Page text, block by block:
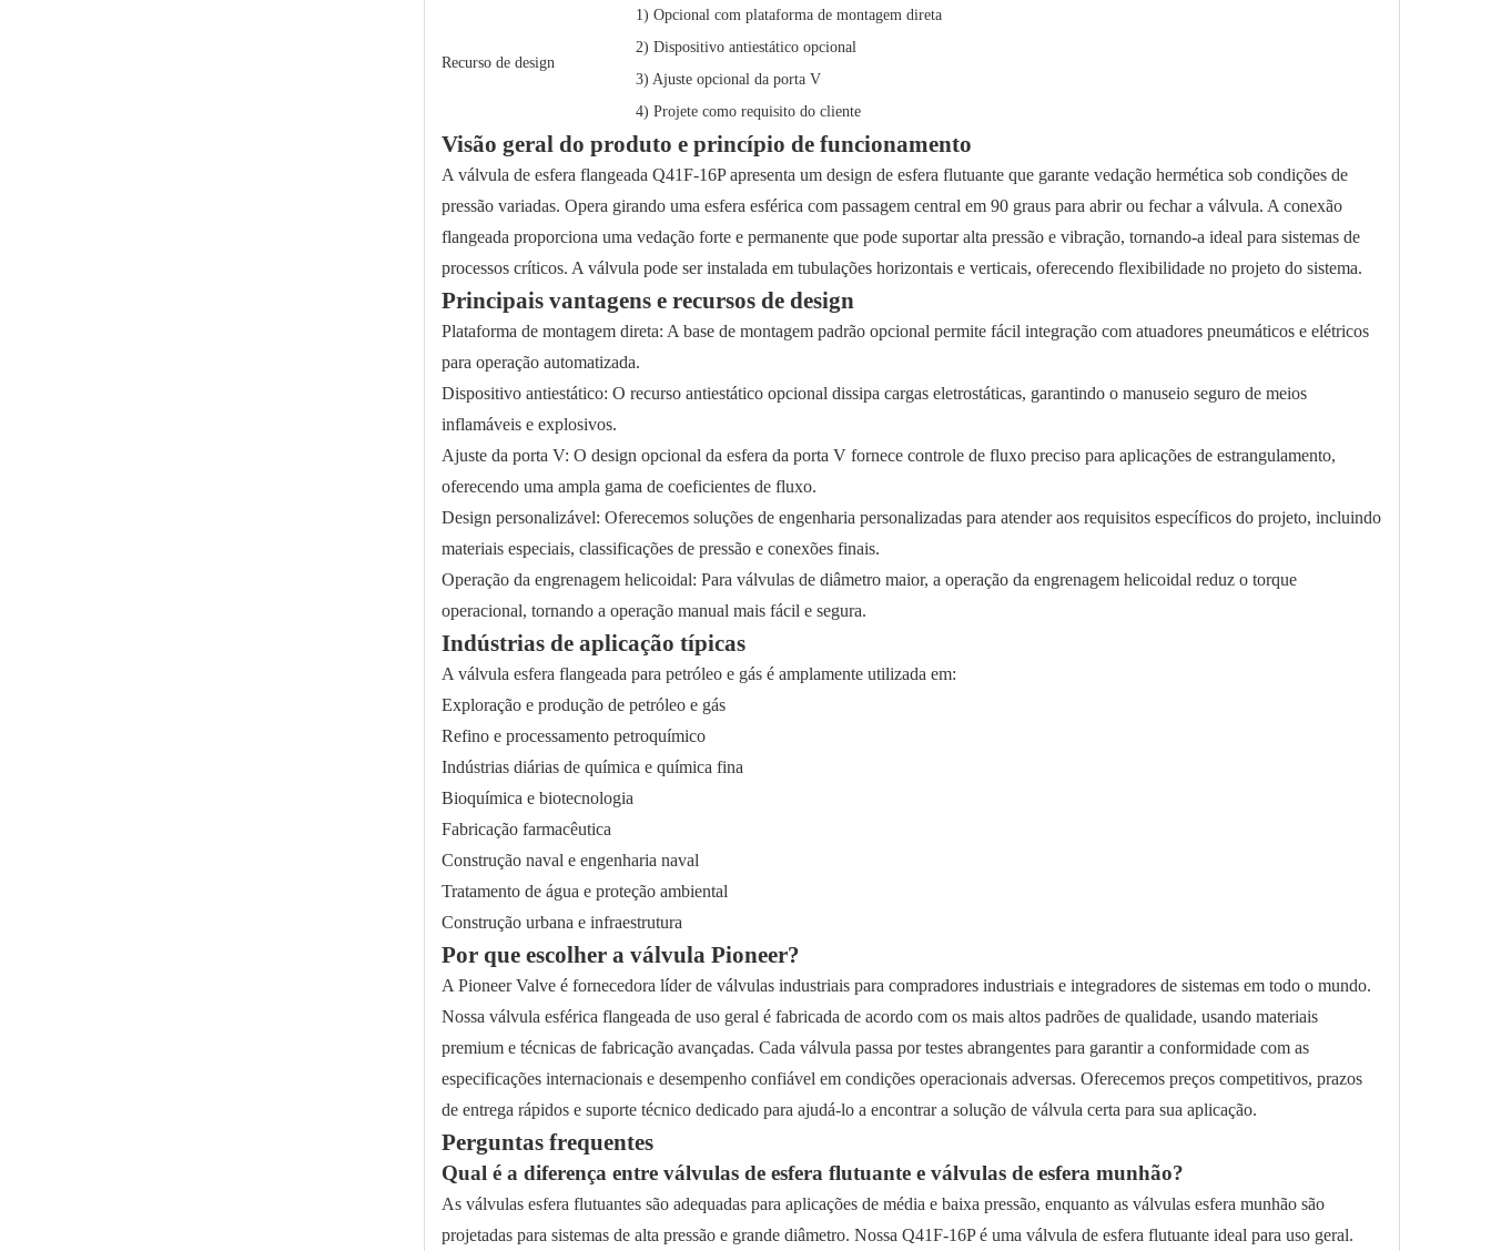
Recurso de design
1) Opcional com plataforma de montagem direta
2) Dispositivo antiestático opcional
3) Ajuste opcional da porta V
4) Projete como requisito do cliente
Visão geral do produto e princípio de funcionamento
A válvula de esfera flangeada Q41F-16P apresenta um design de esfera flutuante que garante vedação hermética sob condições de
pressão variadas. Opera girando uma esfera esférica com passagem central em 90 graus para abrir ou fechar a válvula. A conexão
flangeada proporciona uma vedação forte e permanente que pode suportar alta pressão e vibração, tornando-a ideal para sistemas de
processos críticos. A válvula pode ser instalada em tubulações horizontais e verticais, oferecendo flexibilidade no projeto do sistema.
Principais vantagens e recursos de design
Plataforma de montagem direta: A base de montagem padrão opcional permite fácil integração com atuadores pneumáticos e elétricos
para operação automatizada.
Dispositivo antiestático: O recurso antiestático opcional dissipa cargas eletrostáticas, garantindo o manuseio seguro de meios
inflamáveis ​​e explosivos.
Ajuste da porta V: O design opcional da esfera da porta V fornece controle de fluxo preciso para aplicações de estrangulamento,
oferecendo uma ampla gama de coeficientes de fluxo.
Design personalizável: Oferecemos soluções de engenharia personalizadas para atender aos requisitos específicos do projeto, incluindo
materiais especiais, classificações de pressão e conexões finais.
Operação da engrenagem helicoidal: Para válvulas de diâmetro maior, a operação da engrenagem helicoidal reduz o torque
operacional, tornando a operação manual mais fácil e segura.
Indústrias de aplicação típicas
A válvula esfera flangeada para petróleo e gás é amplamente utilizada em:
Exploração e produção de petróleo e gás
Refino e processamento petroquímico
Indústrias diárias de química e química fina
Bioquímica e biotecnologia
Fabricação farmacêutica
Construção naval e engenharia naval
Tratamento de água e proteção ambiental
Construção urbana e infraestrutura
Por que escolher a válvula Pioneer?
A Pioneer Valve é fornecedora líder de válvulas industriais para compradores industriais e integradores de sistemas em todo o mundo.
Nossa válvula esférica flangeada de uso geral é fabricada de acordo com os mais altos padrões de qualidade, usando materiais
premium e técnicas de fabricação avançadas. Cada válvula passa por testes abrangentes para garantir a conformidade com as
especificações internacionais e desempenho confiável em condições operacionais adversas. Oferecemos preços competitivos, prazos
de entrega rápidos e suporte técnico dedicado para ajudá-lo a encontrar a solução de válvula certa para sua aplicação.
Perguntas frequentes
Qual é a diferença entre válvulas de esfera flutuante e válvulas de esfera munhão?
As válvulas esfera flutuantes são adequadas para aplicações de média e baixa pressão, enquanto as válvulas esfera munhão são
projetadas para sistemas de alta pressão e grande diâmetro. Nossa Q41F-16P é uma válvula de esfera flutuante ideal para uso geral.